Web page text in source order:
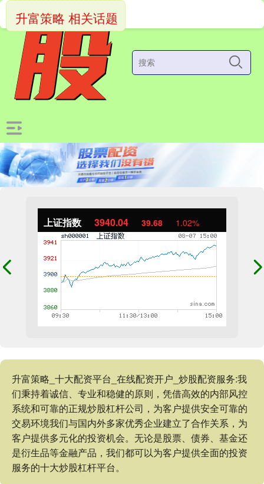
上证指数 3940.04 39.68 1.02%
升富策略_十大配资平台_在线配资开户_炒股配资服务:我
们秉持着诚信、专业和稳健的原则，凭借高效的内部风控
系统和可靠的正规炒股杠杆公司，为客户提供安全可靠的
交易环境我们与国内外多家优秀企业建立了合作关系，为
客户提供多元化的投资机会。无论是股票、债券、基金还
是衍生品等金融产品，我们都可以为客户提供全面的投资
服务的十大炒股杠杆平台。
升富策略 相关话题